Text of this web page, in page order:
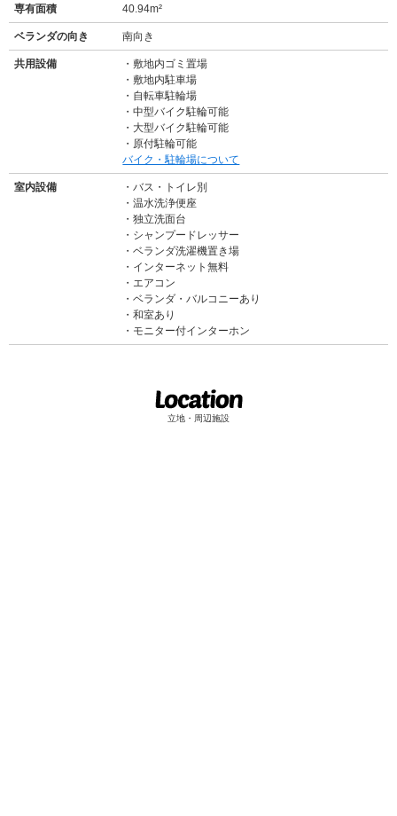
専有面積 40.94m²
ベランダの向き 南向き
共用設備
敷地内ゴミ置場
敷地内駐車場
自転車駐輪場
中型バイク駐輪可能
大型バイク駐輪可能
原付駐輪可能
バイク・駐輪場について
室内設備
バス・トイレ別
温水洗浄便座
独立洗面台
シャンプードレッサー
ベランダ洗濯機置き場
インターネット無料
エアコン
ベランダ・バルコニーあり
和室あり
モニター付インターホン
立地・周辺施設